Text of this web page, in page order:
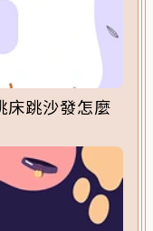
床跳沙發怎麼